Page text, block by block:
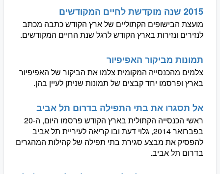
2015 שנה מוקדשת לחיים המקודשים
מועצת הבישופים הקתוליים של ארץ הקודש כתבה מכתב
לנזירים ונזירות בארץ הקודש לרגל שנת החיים המקודשים.
תמונות מביקור האפיפיור
צלמים מהכנסייה המקומית צלמו את הביקור של האפיפיור
בארץ ופרסמו יחד קבצים של תמונות שניתן לעיין בהן.
אל תסגרו את בתי התפילה בדרום תל אביב
ראשי הכנסייה הקתולית בארץ הקודש פרסמו היום, ה-20
בפברואר 2014, גלוי דעת ובו קריאה לעיריית תל אביב
להפסיק את מבצע סגירת בתי תפילה של קהילות המהגרים
בדרום תל אביב.